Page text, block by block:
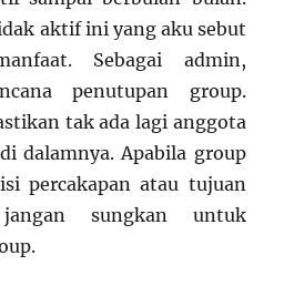
aktif ini yang aku sebut
Sebagai admin,
penutupan group.
tak ada lagi anggota
dalamnya. Apabila group
percakapan atau tujuan
sungkan untuk